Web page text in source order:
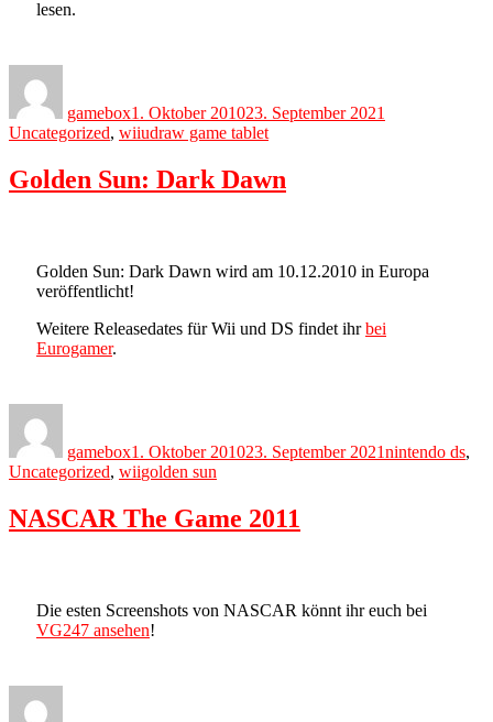
lesen.
gamebox1. Oktober 201023. September 2021
Uncategorized, wiiTags
udraw game tablet
Golden Sun: Dark Dawn
Golden Sun: Dark Dawn wird am 10.12.2010 in Europa
veröffentlicht!
Weitere Releasedates für Wii und DS findet ihrbei
Eurogamer.
gamebox1. Oktober 201023. September 2021nintendo ds,
Uncategorized, wiiTags
golden sun
NASCAR The Game 2011
Die esten Screenshots von NASCAR könnt ihr euch bei
VG247 ansehen!